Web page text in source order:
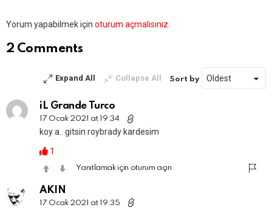
Bir
yazın
Yorum yapabilmek için oturum açmalısınız.
2 Comments
Expand All Collapse All Sort by
iL Grande Turco
17 Ocak 2021 at 19:34
koy a.. gitsin roybrady kardesim
1
Yanıtlamak için oturum açın
AKIN
17 Ocak 2021 at 19:35